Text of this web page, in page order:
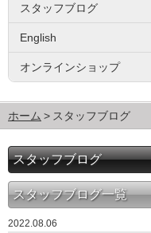
スタッフブログ
English
オンラインショップ
ホーム スタッフブログ
スタッフブログ
スタッフブログ一覧
2022.08.06